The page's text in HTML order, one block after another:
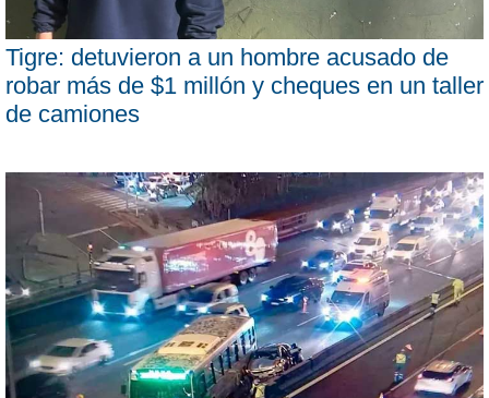
Tigre: detuvieron a un hombre acusado de
robar más de $1 millón y cheques en un taller
de camiones